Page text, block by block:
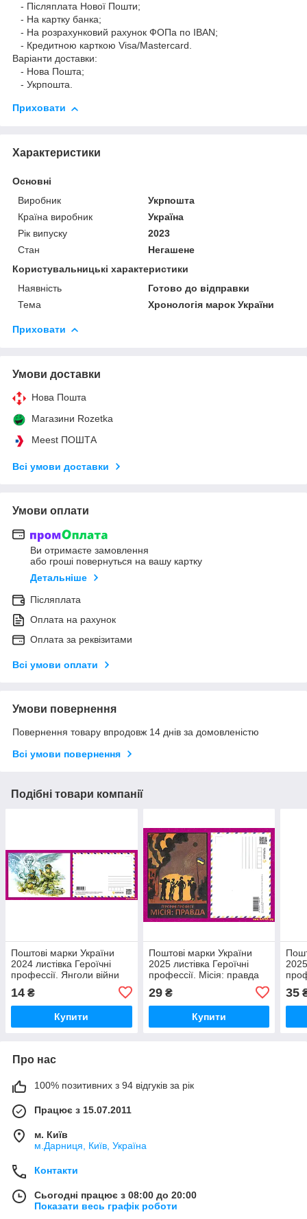
- Післяплата Нової Пошти;
- На картку банка;
- На розрахунковий рахунок ФОПа по IBAN;
- Кредитною карткою Visa/Mastercard.
Варіанти доставки:
- Нова Пошта;
- Укрпошта.
Приховати
Характеристики
Основні
Виробник
Укрпошта
Країна виробник
Україна
Рік випуску
2023
Стан
Негашене
Користувальницькі характеристики
Наявність
Готово до відправки
Тема
Хронологія марок України
Приховати
Умови доставки
Нова Пошта
Магазини Rozetka
Meest ПОШТА
Всі умови доставки
Умови оплати
Ви отримаєте замовлення
або гроші повернуться на вашу картку
Детальніше
Післяплата
Оплата на рахунок
Оплата за реквізитами
Всі умови оплати
Умови повернення
Повернення товару впродовж 14 днів за домовленістю
Всі умови повернення
Подібні товари компанії
Поштові марки України
2024 листівка Героїчні
профессії. Янголи війни
14 ₴
Купити
Поштові марки України
2025 листівка Героїчні
профессії. Місія: правда
29₴
Купити
35
Про нас
100% позитивних з 94 відгуків за рік
Працює з 15.07.2011
м. Київ
м.Дарниця, Київ, Україна
Контакти
Сьогодні працює з 08:00 до 20:00
Показати весь графік роботи